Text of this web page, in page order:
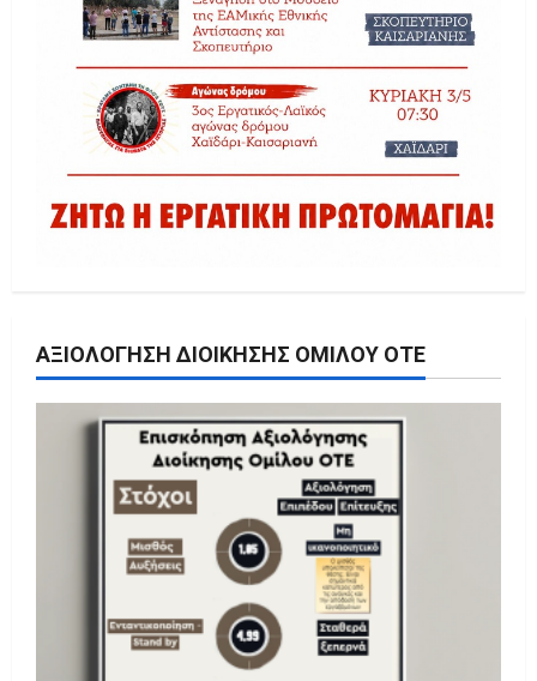
ΑΞΙΟΛΌΓΗΣΗ ΔΙΟΊΚΗΣΗΣ ΟΜΊΛΟΥ ΟΤΕ